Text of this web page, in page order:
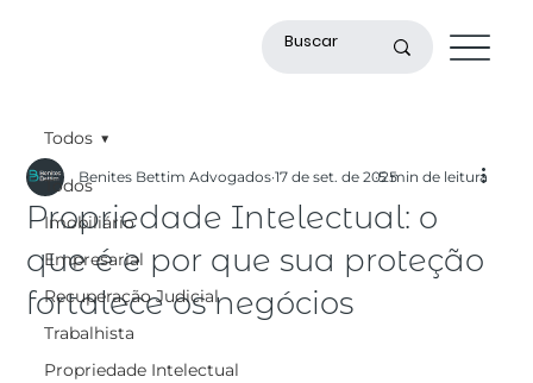
Todos
Imobiliário
Empresarial
Recuperação Judicial
Trabalhista
Propriedade Intelectual
Todos
Propriedade Intelectual: o
que é e por que sua proteção
fortalece os negócios
Benites Bettim Advogados 17 de set. de 20255 min de leitura